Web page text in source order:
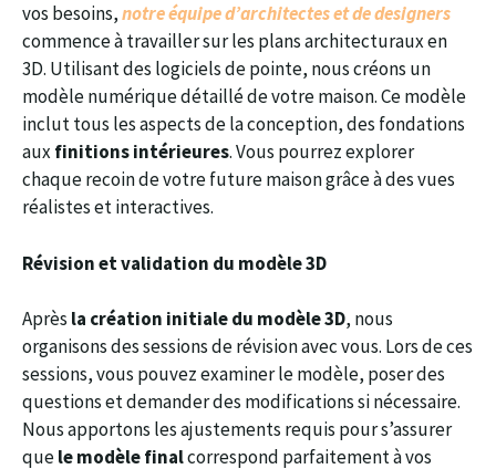
vos besoins,notre équipe d’architectes et de designers
commence à travailler sur les plans architecturaux en
3D. Utilisant des logiciels de pointe, nous créons un
modèle numérique détaillé de votre maison. Ce modèle
inclut tous les aspects de la conception, des fondations
aux finitions intérieures. Vous pourrez explorer
chaque recoin de votre future maison grâce à des vues
réalistes et interactives.
Révision et validation du modèle 3D
Après la création initiale du modèle 3D, nous
organisons des sessions de révision avec vous. Lors de ces
sessions, vous pouvez examiner le modèle, poser des
questions et demander des modifications si nécessaire.
Nous apportons les ajustements requis pour s’assurer
quele modèle finalcorrespond parfaitement à vos